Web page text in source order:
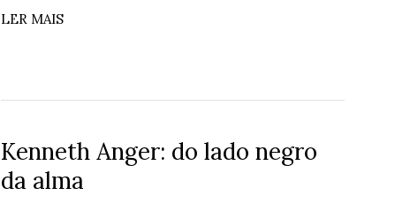
LER MAIS
Kenneth Anger: do lado negro
da alma